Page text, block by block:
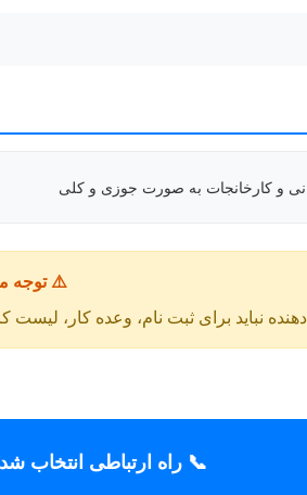
⚠️ توجه
نباید برای ثبت نام، وعده کار، لیست
📞 راه ارتباطی انتخاب